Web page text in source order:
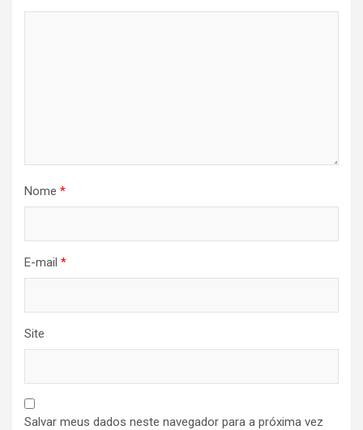
Nome *
E-mail *
Site
Salvar meus dados neste navegador para a próxima vez